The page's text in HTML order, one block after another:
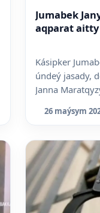
Jumabek
aqparat aitty
Kásipker
úndeý jasady,
Janna
26 maýsym